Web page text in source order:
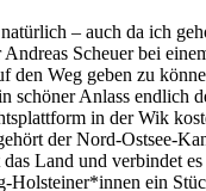
– auch da ich
Scheuer bei
den Weg geben zu
schöner Anlass endlich
in der Wik
der Nord-Ostsee-
Land und verbindet
Holsteiner*innen ein